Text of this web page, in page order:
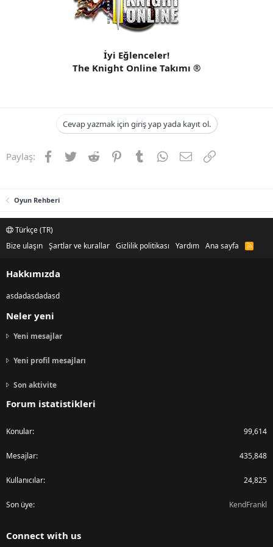
İyi Eğlenceler!
The Knight Online Takımı ®
Cevap yazmak için giriş yap yada kayıt ol.
Paylaş: Facebook
TwitterReddit PinterestTumblrWhatsApp
E-postaLink
Oyun Rehberi
Türkçe (TR)
Bize ulaşın Şartlar ve kurallar Gizlilik politikası Yardım Ana sayfa
R
Hakkımızda
asdadasdadasd
Neler yeni
Yeni mesajlar
Yeni profil mesajları
Son aktivite
Forum istatistikleri
Konular 99,614
Mesajlar 435,848
Kullanıcılar 24,825
Son üye KendFrankl
Connect with us